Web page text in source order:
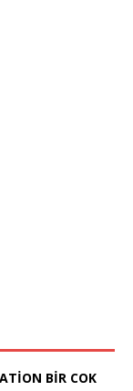
BİR COK